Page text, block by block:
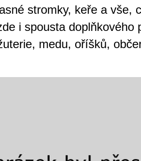
stromky, keře a vše,
i spousta doplňkového
medu, oříšků,
kasinové hry. V
širokou nabídku her
jak pro pravidelné
V...